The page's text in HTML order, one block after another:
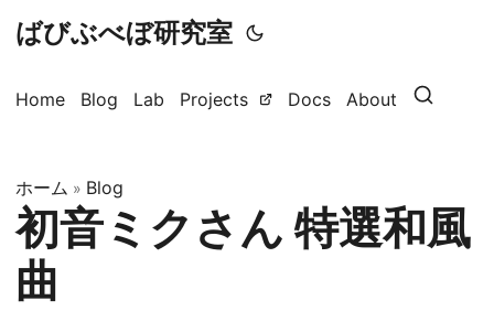
ばびぶべぼ研究室
Home Blog Lab Projects Docs About
ホーム » Blog
初音ミクさん 特選和風
曲